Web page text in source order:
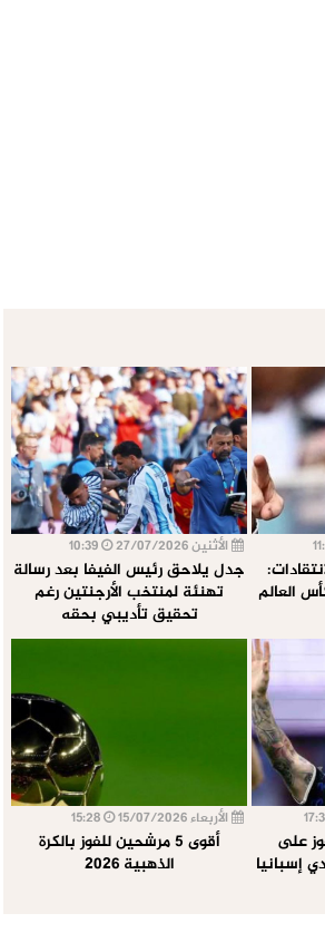
العالم
الأثنين 27/07/2026
جدل يلاحق رئيس الفيفا بعد رسالة
تهنئة لمنتخب الأرجنتين رغم
تحقيق تأديبي بحقه
على
إسبانيا
الأربعاء 15/07/2026
أقوى 5 مرشحين للفوز بالكرة
الذهبية 2026